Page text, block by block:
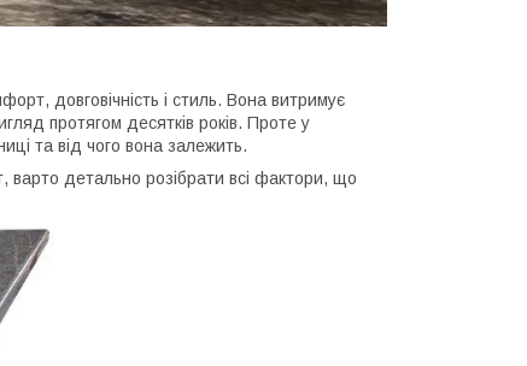
довговічність і стиль. Вона витримує
протягом десятків років. Проте у
та від чого вона залежить.
детально розібрати всі фактори, що